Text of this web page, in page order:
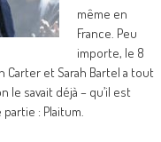
même en
France. Peu
importe, le 8
et Sarah Bartel a tout
le savait déjà – qu’il est
: Plaitum.